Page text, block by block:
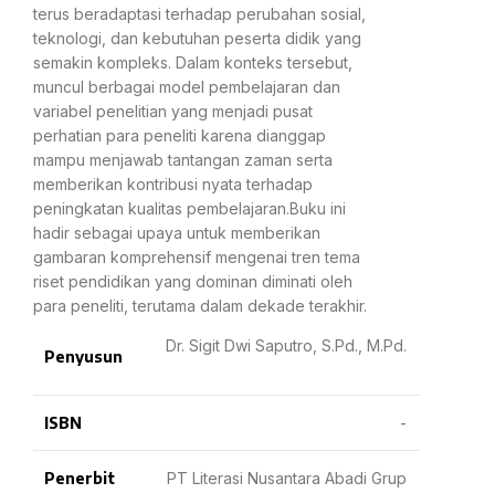
terus beradaptasi terhadap perubahan sosial,
teknologi, dan kebutuhan peserta didik yang
semakin kompleks. Dalam konteks tersebut,
muncul berbagai model pembelajaran dan
variabel penelitian yang menjadi pusat
perhatian para peneliti karena dianggap
mampu menjawab tantangan zaman serta
memberikan kontribusi nyata terhadap
peningkatan kualitas pembelajaran.Buku ini
hadir sebagai upaya untuk memberikan
gambaran komprehensif mengenai tren tema
riset pendidikan yang dominan diminati oleh
para peneliti, terutama dalam dekade terakhir.
Penyusun
Dr. Sigit Dwi Saputro, S.Pd., M.Pd.
ISBN -
Penerbit PT Literasi Nusantara Abadi Grup